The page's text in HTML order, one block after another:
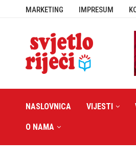
MARKETING IMPRESUM
NASLOVNICA VIJESTI
O NAMA